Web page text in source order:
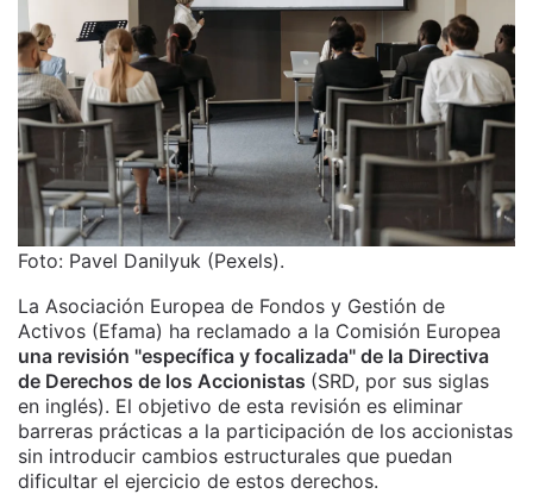
Foto: Pavel Danilyuk (Pexels).
La Asociación Europea de Fondos y Gestión de
Activos (Efama) ha reclamado a la Comisión Europea
una revisión "específica y focalizada" de la Directiva
de Derechos de los Accionistas (SRD, por sus siglas
en inglés). El objetivo de esta revisión es eliminar
barreras prácticas a la participación de los accionistas
sin introducir cambios estructurales que puedan
dificultar el ejercicio de estos derechos.